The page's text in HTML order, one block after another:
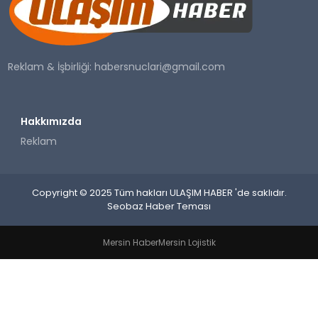
SAĞLIK
YAŞAM
Reklam & İşbirliği:habersnuclari@gmail.com
Hakkımızda
Reklam
Copyright © 2025 Tüm hakları ULAŞIM HABER 'de saklıdır.
Seobaz Haber Teması
Mersin HaberMersin Lojistik